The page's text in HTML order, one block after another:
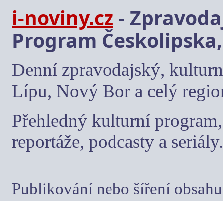
i-noviny.cz -
Program
Denní zpravodajský,
Lípu, Nový Bor a celý
Přehledný kulturní
reportáže, podcasty a seriály.
Publikování nebo šíření